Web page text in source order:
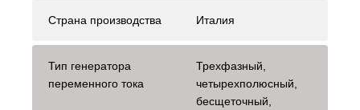
Страна производства Италия
Тип генератора
переменного тока
Трехфазный,
четырехполюсный,
бесщеточный,